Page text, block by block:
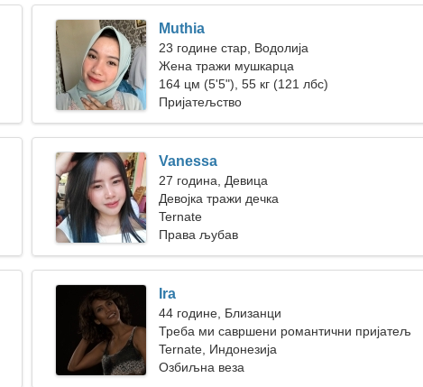
Muthia
23 године стар, Водолија
Жена тражи мушкарца
164 цм (5'5"), 55 кг (121 лбс)
Пријатељство
Vanessa
27 година, Девица
Девојка тражи дечка
Ternate
Права љубав
Ira
44 године, Близанци
Треба ми савршени романтични пријатељ
Ternate, Индонезија
Озбиљна веза